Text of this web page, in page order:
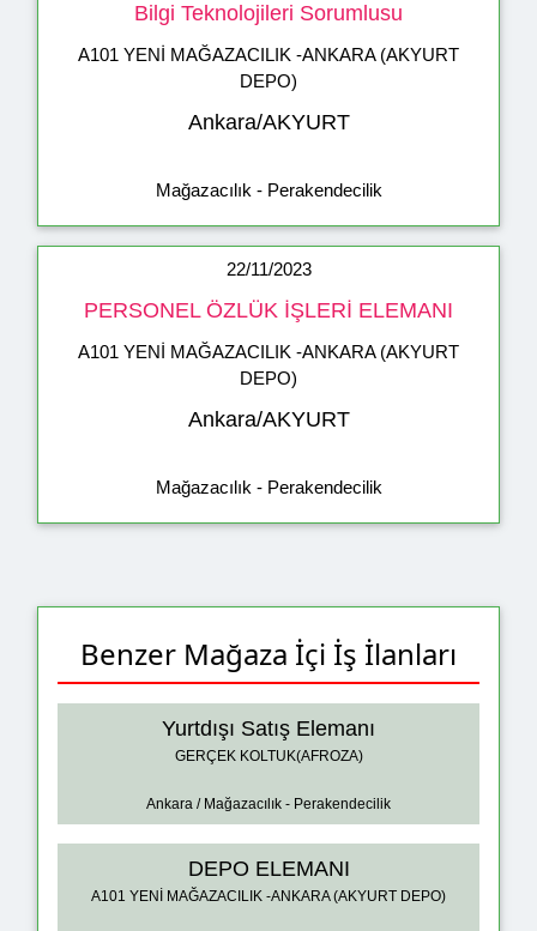
Bilgi Teknolojileri Sorumlusu
A101 YENİ MAĞAZACILIK -ANKARA (AKYURT
DEPO)
Ankara/AKYURT
Mağazacılık - Perakendecilik
22/11/2023
PERSONEL ÖZLÜK İŞLERİ ELEMANI
A101 YENİ MAĞAZACILIK -ANKARA (AKYURT
DEPO)
Ankara/AKYURT
Mağazacılık - Perakendecilik
Benzer Mağaza İçi İş İlanları
Yurtdışı Satış Elemanı
GERÇEK KOLTUK(AFROZA)
Ankara / Mağazacılık - Perakendecilik
DEPO ELEMANI
A101 YENİ MAĞAZACILIK -ANKARA (AKYURT DEPO)